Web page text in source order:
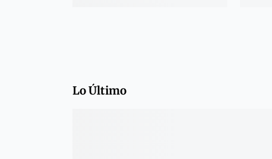
Lo Último